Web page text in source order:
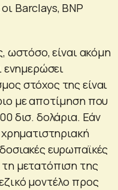
Barclays, BNP
ωστόσο, είναι ακόμη
ενημερώσει
στόχος της είναι
με αποτίμηση που
δισ. δολάρια. Εάν
ευρωπαϊκές
μετατόπιση της
μοντέλο προς